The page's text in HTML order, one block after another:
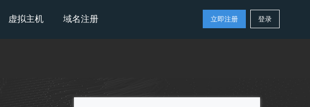
虚拟主机 域名注册 立即注册 登录